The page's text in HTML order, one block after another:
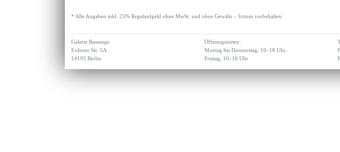
* Alle Angaben inkl. 25% Regelaufgeld ohne MwSt. und ohne Gewähr – Irrtum vorbehalten.
Galerie Bassenge
Erdener Str. 5A
14193 Berlin
Öffnungszeiten:
Montag bis Donnerstag, 10–18 Uhr,
Freitag, 10–16 Uhr